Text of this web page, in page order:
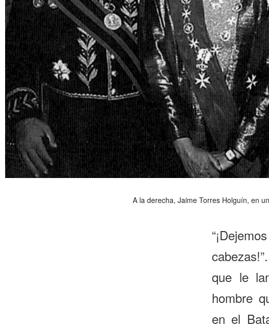
A la derecha, Jaime Torres Holguín, en
que le
hombre
en el